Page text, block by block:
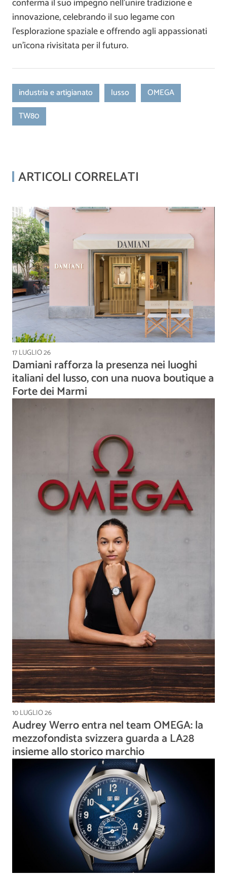
conferma il suo impegno nell’unire tradizione e
innovazione, celebrando il suo legame con
l’esplorazione spaziale e offrendo agli appassionati
un’icona rivisitata per il futuro.
industria e artigianato lusso
OMEGA
TW80
ARTICOLI CORRELATI
17 LUGLIO 26
Damiani rafforza la presenza nei luoghi
italiani del lusso, con una nuova boutique a
Forte dei Marmi
10 LUGLIO 26
Audrey Werro entra nel team OMEGA: la
mezzofondista svizzera guarda a LA28
insieme allo storico marchio